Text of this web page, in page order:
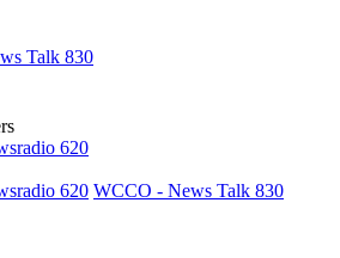
Talk 830
620
620 WCCO - News Talk 830